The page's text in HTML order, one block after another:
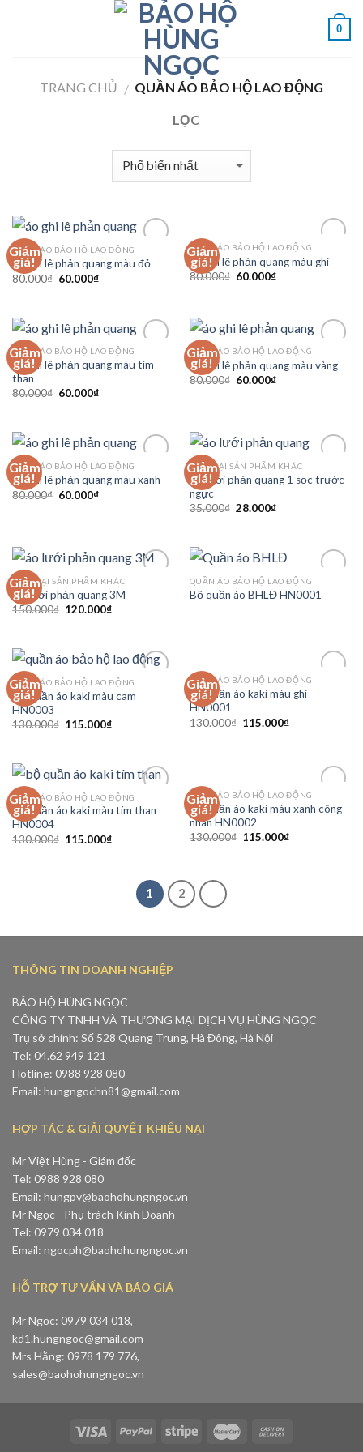
0
TRANG CHỦ / QUẦN ÁO BẢO HỘ LAO ĐỘNG
LỌC
Giảm
giá!
Add to
Wishlist
QUẦN ÁO BẢO HỘ LAO ĐỘNG
Áo ghi lê phản quang màu đỏ
80.000₫ 60.000₫
Giảm
giá!
Wishlist
QUẦN ÁO BẢO HỘ LAO ĐỘNG
Áo ghi lê phản quang màu ghi
80.000₫ 60.000₫
Giảm
giá!
Add to
Wishlist
QUẦN ÁO BẢO HỘ LAO ĐỘNG
Áo ghi lê phản quang màu tím
than
80.000₫ 60.000₫
Giảm
giá!
Add to
Wishlist
QUẦN ÁO BẢO HỘ LAO ĐỘNG
Áo ghi lê phản quang màu vàng
80.000₫ 60.000₫
Giảm
giá!
Add to
Wishlist
QUẦN ÁO BẢO HỘ LAO ĐỘNG
Áo ghi lê phản quang màu xanh
80.000₫ 60.000₫
Giảm
giá!
Wishlist
CÁC LOẠI SẢN PHẨM KHÁC
Áo lưới phản quang 1 sọc trước
ngực
35.000₫ 28.000₫
Giảm
giá!
CÁC LOẠI SẢN PHẨM KHÁC
Áo lưới phản quang 3M
150.000₫ 120.000₫
Add to
Wishlist
QUẦN ÁO BẢO HỘ LAO ĐỘNG
Bộ quần áo BHLĐ HN0001
Giảm
giá!
Add to
Wishlist
QUẦN ÁO BẢO HỘ LAO ĐỘNG
Bộ quần áo kaki màu cam
HN0003
130.000₫ 115.000₫
Giảm
giá!
QUẦN ÁO BẢO HỘ LAO ĐỘNG
Bộ quần áo kaki màu ghi
HN0001
130.000₫ 115.000₫
Giảm
giá!
Add to
Wishlist
QUẦN ÁO BẢO HỘ LAO ĐỘNG
Bộ quần áo kaki màu tím than
HN0004
130.000₫ 115.000₫
Giảm
giá!
Wishlist
QUẦN ÁO BẢO HỘ LAO ĐỘNG
Bộ quần áo kaki màu xanh công
nhân HN0002
130.000₫ 115.000₫
1 2
THÔNG TIN DOANH NGHIỆP
BẢO HỘ HÙNG NGỌC
CÔNG TY TNHH VÀ THƯƠNG MẠI DỊCH VỤ HÙNG NGỌC
Trụ sở chính: Số 528 Quang Trung, Hà Đông, Hà Nội
Tel: 04.62 949 121
Hotline: 0988 928 080
Email: hungngochn81@gmail.com
HỢP TÁC & GIẢI QUYẾT KHIẾU NẠI
Mr Việt Hùng - Giám đốc
Tel: 0988 928 080
Email: hungpv@baohohungngoc.vn
Mr Ngọc - Phụ trách Kinh Doanh
Tel: 0979 034 018
Email: ngocph@baohohungngoc.vn
HỖ TRỢ TƯ VẤN VÀ BÁO GIÁ
Mr Ngọc: 0979 034 018,
kd1.hungngoc@gmail.com
Mrs Hằng: 0978 179 776,
sales@baohohungngoc.vn